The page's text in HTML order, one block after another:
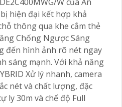
hiện đại kết hợp khả
thông qua khe cắm thẻ
Chống Ngược Sáng
đến hình ảnh rõ nét ngay
sáng mạnh. Với khả năng
Xử lý nhanh, camera
nét và chất lượng, đặc
ly 30m và chế độ Full